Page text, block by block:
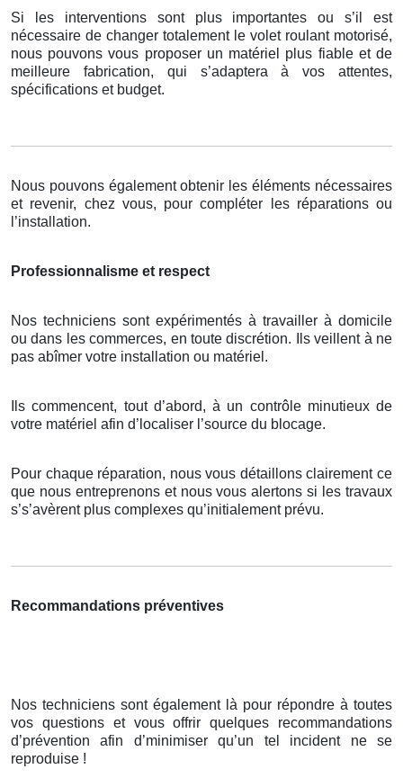
Si les interventions sont plus importantes ou s’il est
nécessaire de changer totalement le volet roulant motorisé,
nous pouvons vous proposer un matériel plus fiable et de
meilleure fabrication, qui s’adaptera à vos attentes,
spécifications et budget.
Nous pouvons également obtenir les éléments nécessaires
et revenir, chez vous, pour compléter les réparations ou
l’installation.
Professionnalisme et respect
Nos techniciens sont expérimentés à travailler à domicile
ou dans les commerces, en toute discrétion. Ils veillent à ne
pas abîmer votre installation ou matériel.
Ils commencent, tout d’abord, à un contrôle minutieux de
votre matériel afin d’localiser l’source du blocage.
Pour chaque réparation, nous vous détaillons clairement ce
que nous entreprenons et nous vous alertons si les travaux
s’s’avèrent plus complexes qu’initialement prévu.
Recommandations préventives
Nos techniciens sont également là pour répondre à toutes
vos questions et vous offrir quelques recommandations
d’prévention afin d’minimiser qu’un tel incident ne se
reproduise !